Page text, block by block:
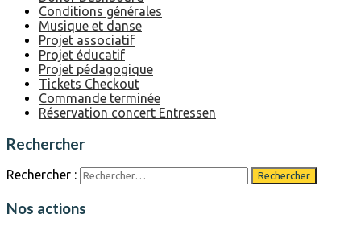
Conditions générales
Musique et danse
Projet associatif
Projet éducatif
Projet pédagogique
Tickets Checkout
Commande terminée
Réservation concert Entressen
Rechercher
Rechercher :
Nos actions